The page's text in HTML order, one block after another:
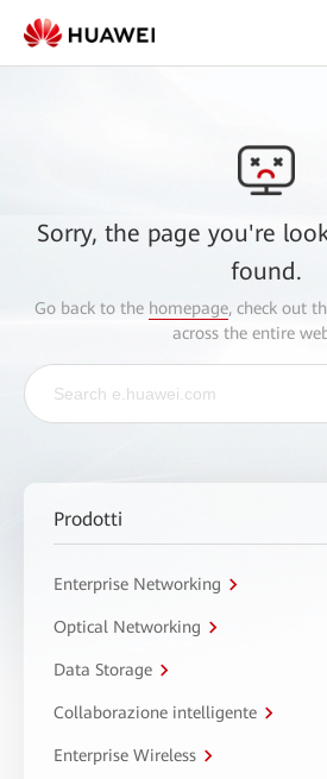
Sorry, the page you're
found.
Go back to the homepage, check out
across the entire
Prodotti
Enterprise Networking
Optical Networking
Data Storage
Collaborazione intelligente
Enterprise Wireless